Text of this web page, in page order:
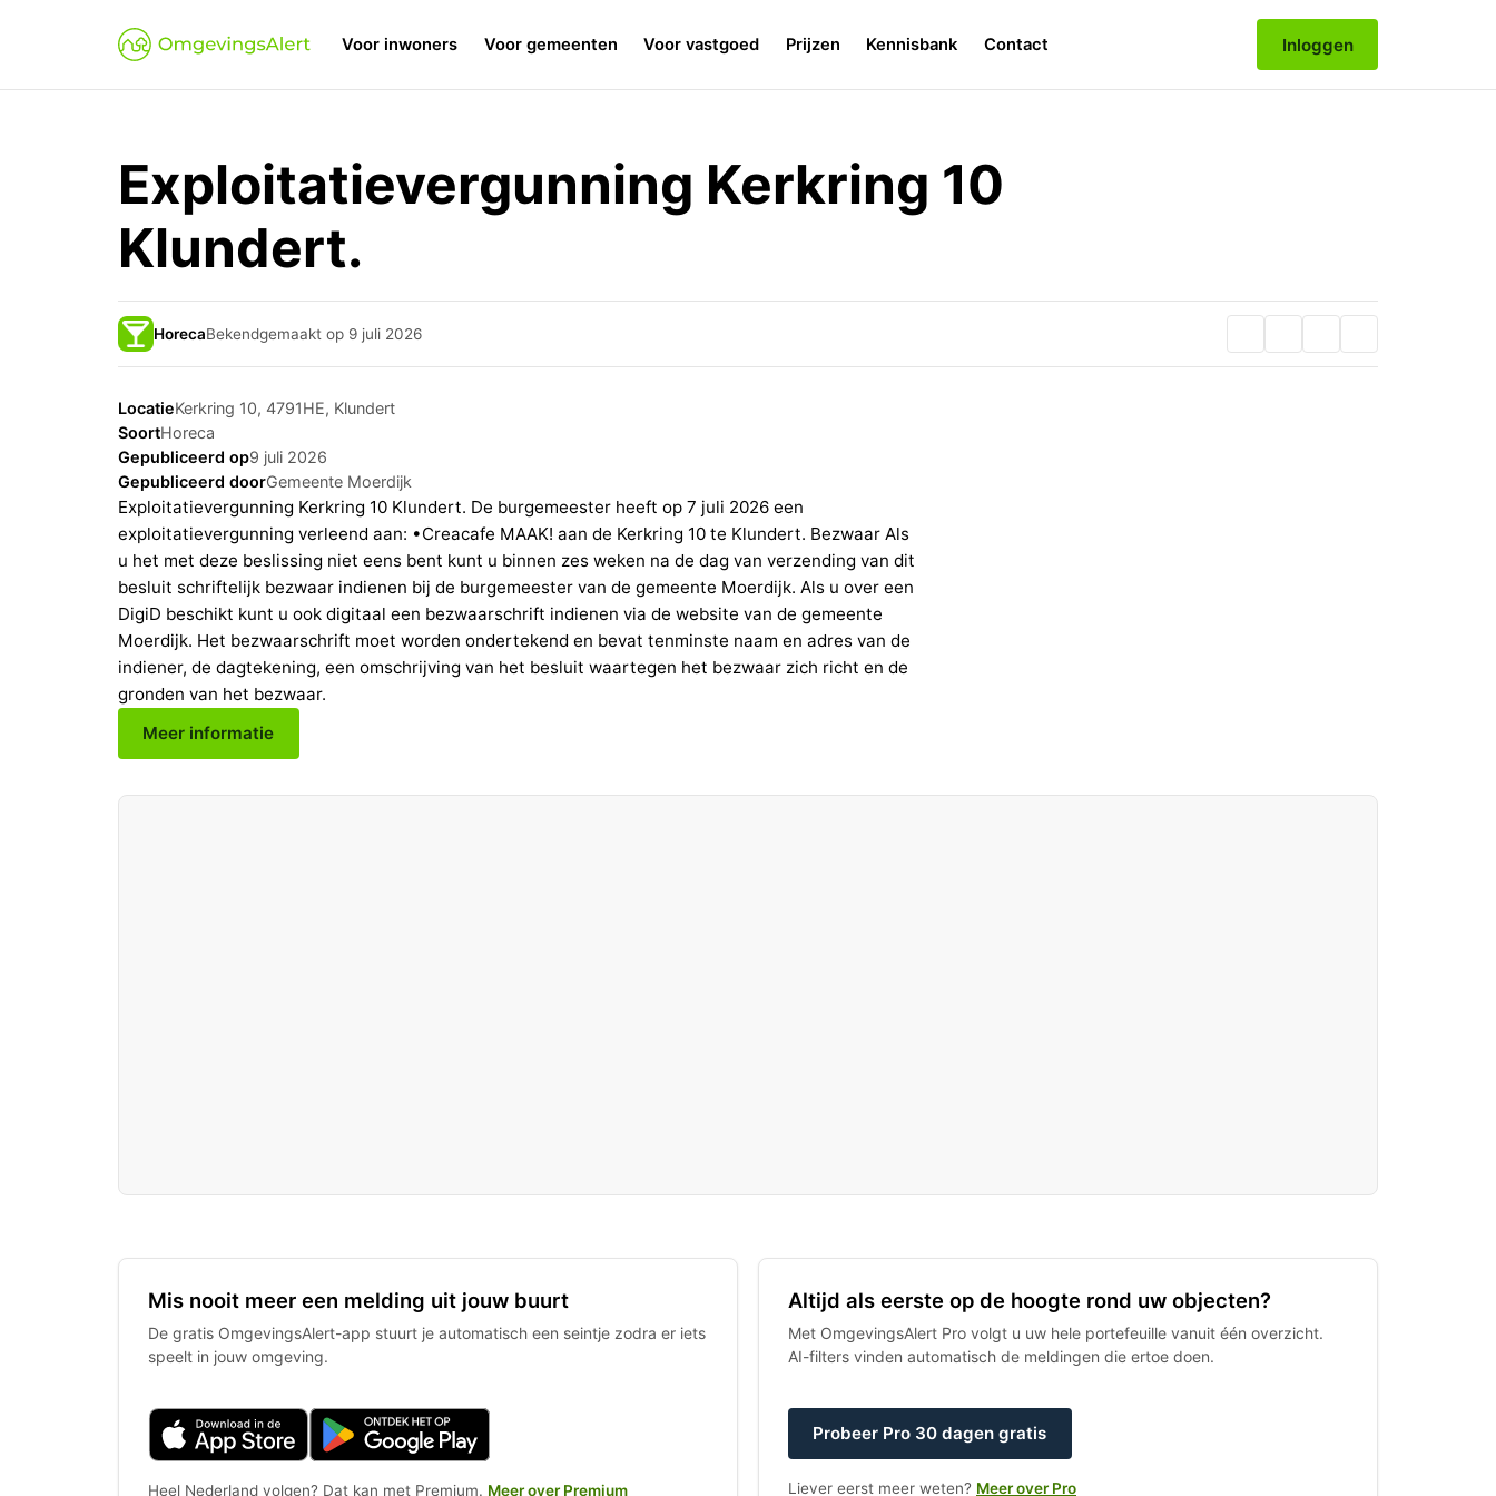
Voor inwoners Voor gemeenten Voor vastgoed Prijzen Kennisbank Contact Inloggen
Exploitatievergunning Kerkring 10
Klundert.
HorecaBekendgemaakt op 9 juli 2026
LocatieKerkring 10, 4791HE, Klundert
SoortHoreca
Gepubliceerd op9 juli 2026
Gepubliceerd doorGemeente Moerdijk
Exploitatievergunning Kerkring 10 Klundert. De burgemeester heeft op 7 juli 2026 een
exploitatievergunning verleend aan: •Creacafe MAAK! aan de Kerkring 10 te Klundert. Bezwaar Als
u het met deze beslissing niet eens bent kunt u binnen zes weken na de dag van verzending van dit
besluit schriftelijk bezwaar indienen bij de burgemeester van de gemeente Moerdijk. Als u over een
DigiD beschikt kunt u ook digitaal een bezwaarschrift indienen via de website van de gemeente
Moerdijk. Het bezwaarschrift moet worden ondertekend en bevat tenminste naam en adres van de
indiener, de dagtekening, een omschrijving van het besluit waartegen het bezwaar zich richt en de
gronden van het bezwaar.
Meer informatie
Mis nooit meer een melding uit jouw buurt
De gratis OmgevingsAlert-app stuurt je automatisch een seintje zodra er iets
speelt in jouw omgeving.
Heel Nederland volgen? Dat kan met Premium. Meer over Premium
Altijd als eerste op de hoogte rond uw objecten?
Met OmgevingsAlert Pro volgt u uw hele portefeuille vanuit één overzicht.
AI-filters vinden automatisch de meldingen die ertoe doen.
Probeer Pro 30 dagen gratis
Liever eerst meer weten? Meer over Pro